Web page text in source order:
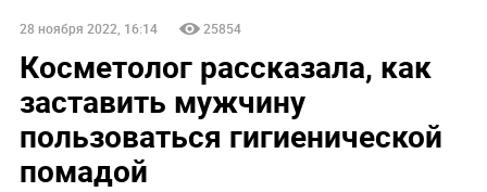
28 ноября 2022, 16:14 25854
Косметолог рассказала, как
заставить мужчину
пользоваться гигиенической
помадой